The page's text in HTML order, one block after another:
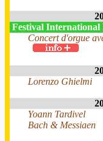
Festival International
Concert d'orgue
Lorenzo Ghielmi
Yoann Tardivel
Bach & Messiaen